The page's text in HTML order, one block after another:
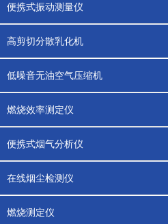
便携式振动测量仪
高剪切分散乳化机
低噪音无油空气压缩机
燃烧效率测定仪
便携式烟气分析仪
在线烟尘检测仪
燃烧测定仪